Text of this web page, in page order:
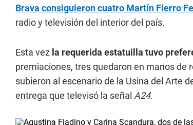
Brava consiguieron cuatro Martín Fierro
radio y televisión del interior del país.
Esta vez la requerida estatuilla tuvo
premiaciones, tres quedaron en manos de
subieron al escenario de la Usina del Arte
entrega que televisó la señal A24.